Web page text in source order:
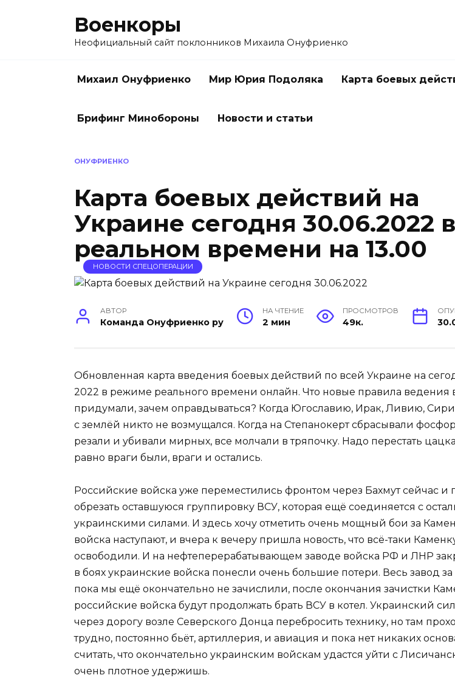
Военкоры
Неофициальный сайт поклонников Михаила Онуфриенко
Михаил Онуфриенко Мир Юрия Подоляка Карта боевых
Брифинг Минобороны Новости и статьи
ОНУФРИЕНКО
Карта боевых действий на
Украине сегодня 30.06.2022 в
реальном времени на 13.00
НОВОСТИ СПЕЦОПЕРАЦИИ
АВТОР
Команда Онуфриенко ру
НА ЧТЕНИЕ
2 мин
ПРОСМОТРОВ
49к.
Обновленная карта введения боевых действий по всей Украине на
2022 в режиме реального времени онлайн. Что новые правила ведения
придумали, зачем оправдываться? Когда Югославию, Ирак, Ливию,
с землёй никто не возмущался. Когда на Степанокерт сбрасывали
резали и убивали мирных, все молчали в тряпочку. Надо перестать
равно враги были, враги и остались.
Российские войска уже переместились фронтом через Бахмут сейчас и
обрезать оставшуюся группировку ВСУ, которая ещё соединяется с
украинскими силами. И здесь хочу отметить очень мощный бои за
войска наступают, и вчера к вечеру пришла новость, что всё-таки
освободили. И на нефтеперерабатывающем заводе войска РФ и ЛНР
в боях украинские войска понесли очень большие потери. Весь завод
пока мы ещё окончательно не зачислили, после окончания зачистки
российские войска будут продолжать брать ВСУ в котел. Украинский
через дорогу возле Северского Донца перебросить технику, но там
трудно, постоянно бьёт, артиллерия, и авиация и пока нет никаких
считать, что окончательно украинским войскам удастся уйти с
очень плотное удержишь.